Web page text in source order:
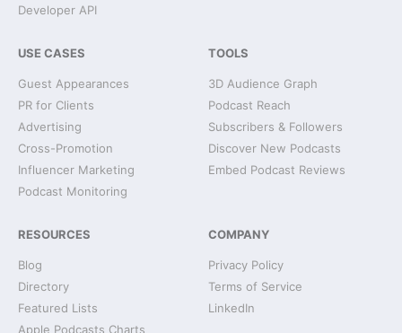
Developer API
USE CASES
Guest Appearances
PR for Clients
Advertising
Cross-Promotion
Influencer Marketing
Podcast Monitoring
TOOLS
3D Audience Graph
Podcast Reach
Subscribers & Followers
Discover New Podcasts
Embed Podcast Reviews
RESOURCES
Blog
Directory
Featured Lists
Apple Podcasts Charts
COMPANY
Privacy Policy
Terms of Service
LinkedIn